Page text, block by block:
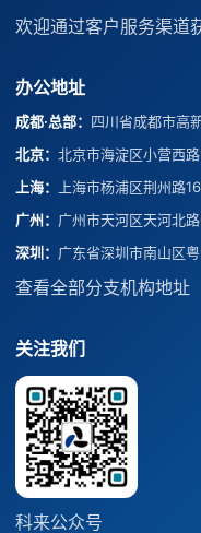
欢迎通过客户服务渠道
办公地址
成都·总部： 四川省成都市高
北京： 北京市海淀区小营西
上海：
上海市杨浦区荆州路
广州： 广州市天河区天河北
深圳 ： 广东省深圳市南山区
查看全部分支机构地址
关注我们
科来公众号